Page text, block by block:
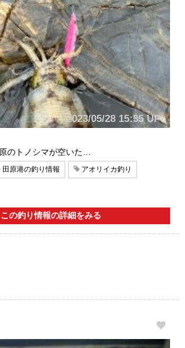
2023/05/28 15:35 UP!
のトノシマが空いた…
田原港の釣り情報 アオリイカ釣り
この釣り情報の詳細をみる